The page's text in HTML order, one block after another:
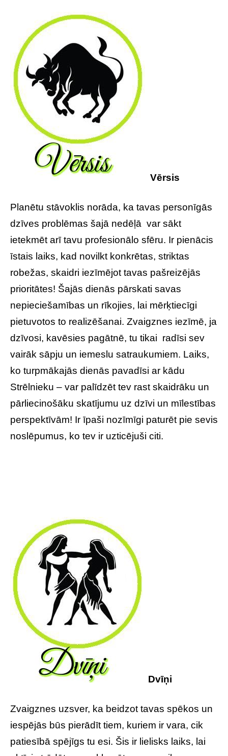
Vērsis
Planētu stāvoklis norāda, ka tavas personīgās
dzīves problēmas šajā nedēļā var sākt
ietekmēt arī tavu profesionālo sfēru. Ir pienācis
īstais laiks, kad novilkt konkrētas, striktas
robežas, skaidri iezīmējot tavas pašreizējās
prioritātes! Šajās dienās pārskati savas
nepieciešamības un rīkojies, lai mērķtiecīgi
pietuvotos to realizēšanai. Zvaigznes iezīmē, ja
dzīvosi, kavēsies pagātnē, tu tikai radīsi sev
vairāk sāpju un iemeslu satraukumiem. Laiks,
ko turpmākajās dienās pavadīsi ar kādu
Strēlnieku – var palīdzēt tev rast skaidrāku un
pārliecinošāku skatījumu uz dzīvi un mīlestības
perspektīvām! Ir īpaši nozīmīgi paturēt pie sevis
noslēpumus, ko tev ir uzticējuši citi.
Dvīņi
Zvaigznes uzsver, ka beidzot tavas spēkos un
iespējās būs pierādīt tiem, kuriem ir vara, cik
patiesībā spējīgs tu esi. Šis ir lielisks laiks, lai